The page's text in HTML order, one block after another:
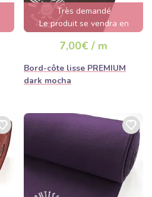
Très demandé
Le produit se vendra en
quelques heures
7,00€ / m
Bord-côte lisse PREMIUM
dark mocha